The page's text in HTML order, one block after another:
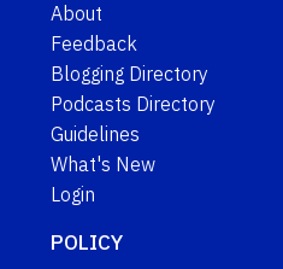
About
Feedback
Blogging Directory
Podcasts Directory
Guidelines
What's New
Login
POLICY